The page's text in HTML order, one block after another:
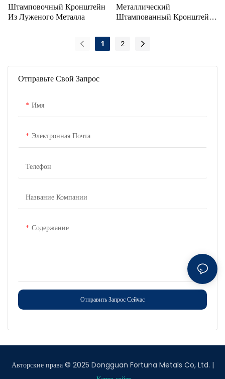
Отправьте Свой Запрос
Имя
Электронная Почта
Телефон
Название Компании
Содержание
Отправить Запрос Сейчас
Штамповочный Кронштейн
Из Луженого Металла
Металлический
Штампованный Кронштейн
1 2
Авторские права © 2025 Dongguan Fortuna Metals Co, Ltd. |